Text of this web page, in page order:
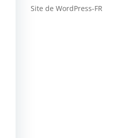
Site de WordPress-FR